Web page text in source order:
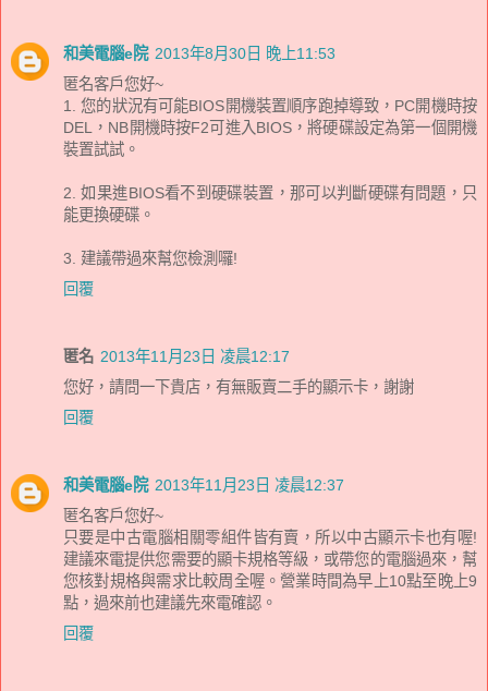
和美電腦e院 2013年8月30日 晚上11:53
匿名客戶您好~
1. 您的狀況有可能BIOS開機裝置順序跑掉導致，PC開機時按
DEL，NB開機時按F2可進入BIOS，將硬碟設定為第一個開機
裝置試試。
2. 如果進BIOS看不到硬碟裝置，那可以判斷硬碟有問題，只
能更換硬碟。
3. 建議帶過來幫您檢測囉!
回覆
匿名 2013年11月23日 凌晨12:17
您好，請問一下貴店，有無販賣二手的顯示卡，謝謝
回覆
和美電腦e院 2013年11月23日 凌晨12:37
匿名客戶您好~
只要是中古電腦相關零組件皆有賣，所以中古顯示卡也有喔!
建議來電提供您需要的顯卡規格等級，或帶您的電腦過來，幫
您核對規格與需求比較周全喔。營業時間為早上10點至晚上9
點，過來前也建議先來電確認。
回覆